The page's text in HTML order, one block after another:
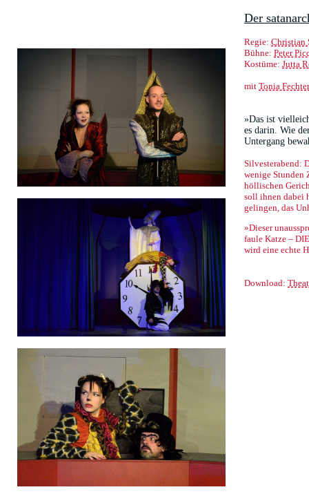
Der
Regie: Christian
Bühne: Peter
Kostüme: Jutta
mit Tonia Fechter
»Das ist
es darin. Wie
Untergang
Silvesterabend:
wenige Stunden
höllischen
soll ihnen dabei
gelingen, das
»Dieser
faule Katze –
wird eine echte
Download: